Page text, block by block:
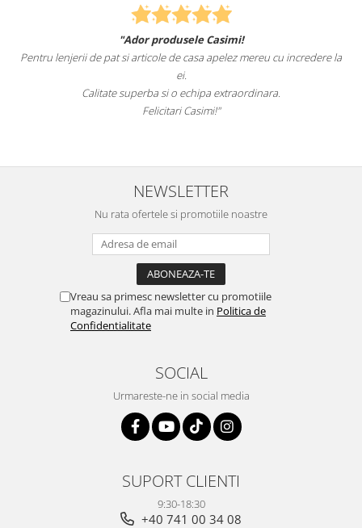
"Ador produsele Casimi!
Pentru lenjerii de pat si articole de casa apelez mereu cu incredere la
ei.
Calitate superba si o echipa extraordinara.
Felicitari Casimi!"
NEWSLETTER
Nu rata ofertele si promotiile noastre
Vreau sa primesc newsletter cu promotiile
magazinului. Afla mai multe in Politica de
Confidentialitate
SOCIAL
Urmareste-ne in social media
SUPORT CLIENTI
9:30-18:30
+40 741 00 34 08